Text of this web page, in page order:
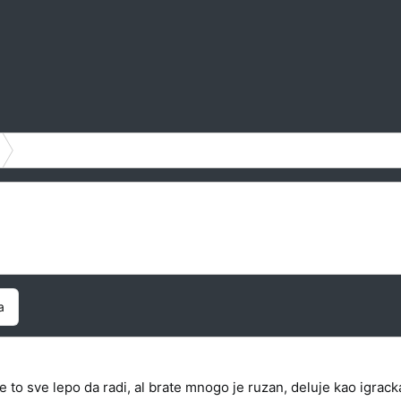
to sve lepo da radi, al brate mnogo je ruzan, deluje kao